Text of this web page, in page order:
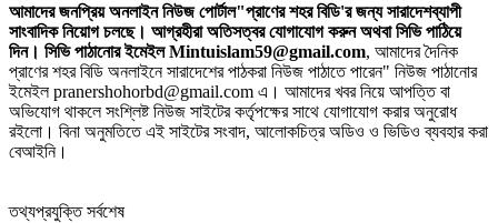
আমাদের জনপ্রিয় অনলাইন নিউজ পোর্টাল"প্রাণের শহর বিডি'র জন্য সারাদেশব্যাপী
সাংবাদিক নিয়োগ চলছে। আগ্রহীরা অতিসত্বর যোগাযোগ করুন অথবা সিভি পাঠিয়ে
দিন। সিভি পাঠানোর ইমেইল Mintuislam59@gmail.com, আমাদের দৈনিক
প্রাণের শহর বিডি অনলাইনে সারাদেশের পাঠকরা নিউজ পাঠাতে পারেন" নিউজ পাঠানোর
ইমেইল pranershohorbd@gmail.com এ। আমাদের খবর নিয়ে আপত্তি বা
অভিযোগ থাকলে সংশ্লিষ্ট নিউজ সাইটের কর্তৃপক্ষের সাথে যোগাযোগ করার অনুরোধ
রইলো। বিনা অনুমতিতে এই সাইটের সংবাদ, আলোকচিত্র অডিও ও ভিডিও ব্যবহার করা
বেআইনি।
তথ্যপ্রযুক্তি সর্বশেষ